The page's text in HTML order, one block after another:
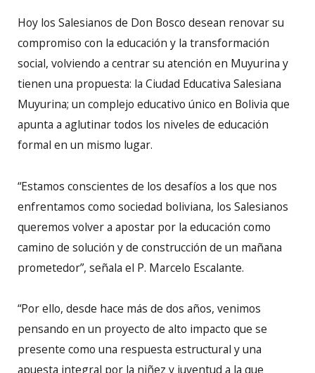
Hoy los Salesianos de Don Bosco desean renovar su
compromiso con la educación y la transformación
social, volviendo a centrar su atención en Muyurina y
tienen una propuesta: la Ciudad Educativa Salesiana
Muyurina; un complejo educativo único en Bolivia que
apunta a aglutinar todos los niveles de educación
formal en un mismo lugar.
“Estamos conscientes de los desafíos a los que nos
enfrentamos como sociedad boliviana, los Salesianos
queremos volver a apostar por la educación como
camino de solución y de construcción de un mañana
prometedor”, señala el P. Marcelo Escalante.
“Por ello, desde hace más de dos años, venimos
pensando en un proyecto de alto impacto que se
presente como una respuesta estructural y una
apuesta integral por la niñez y juventud a la que